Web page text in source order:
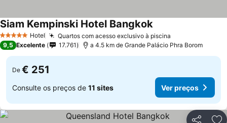
5 Estrelas Hotel Quartos com acesso exclusivo à piscina
Siam Kempinski Hotel Bangkok
9,5 Excelente 17.761 a 4.5 km de Grande Palácio Phra Borom
De € 251
Consulte os preços de 11 sites Ver preços